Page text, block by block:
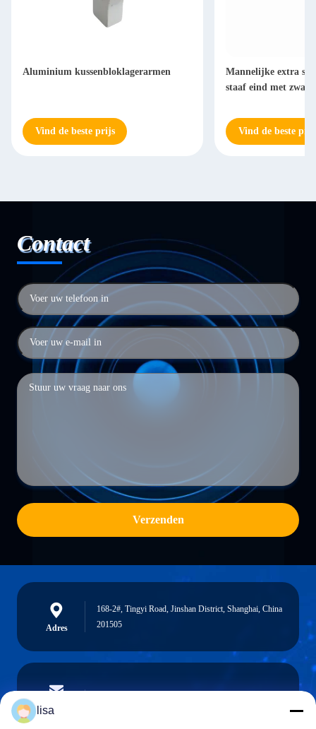
Aluminium kussenbloklagerarmen
Vind de beste prijs
Mannelijke extra
staaf eind met
Vind de beste
Contact
Verzenden
Adres
168-2#, Tingyi Road, Jinshan District, Shanghai, China
201505
E-mail
lisa